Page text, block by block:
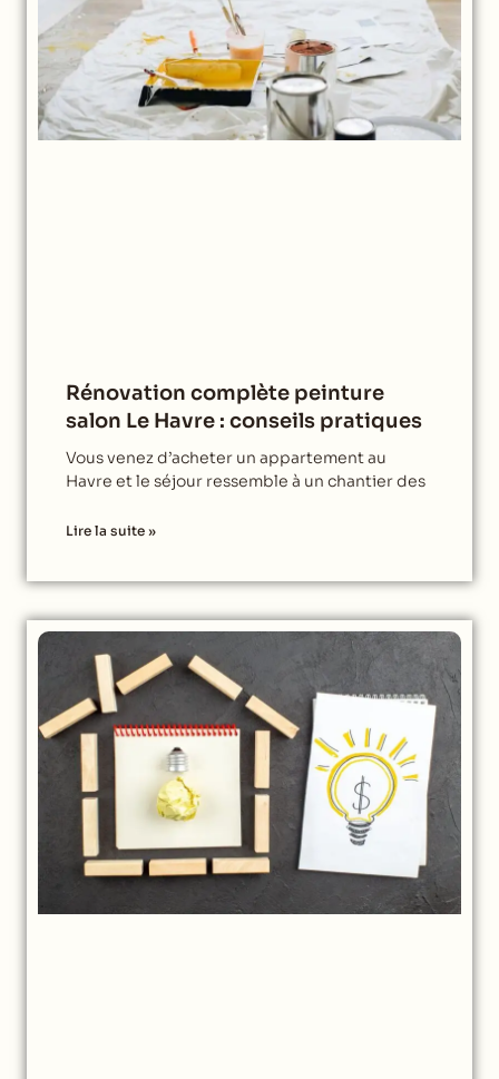
Rénovation complète peinture
salon Le Havre : conseils pratiques
Vous venez d’acheter un appartement au
Havre et le séjour ressemble à un chantier des
Lire la suite »